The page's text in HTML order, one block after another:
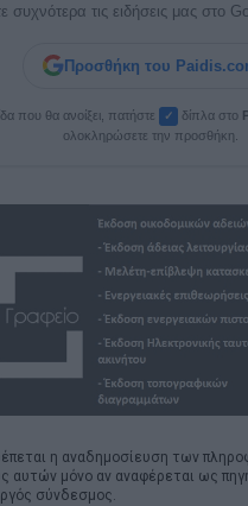
συχνότερα τις ειδήσεις μας στο
Προσθήκη του
που θα ανοίξει, πατήστε ✓ δίπλα στο
ολοκληρώσετε την προσθήκη.
η αναδημοσίευση των
αυτών μόνο αν αναφέρεται ως
σύνδεσμος.